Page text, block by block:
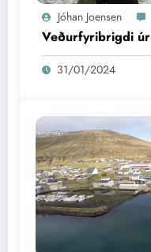
Jóhan Joensen
Veðurfyribrigdi
31/01/2024